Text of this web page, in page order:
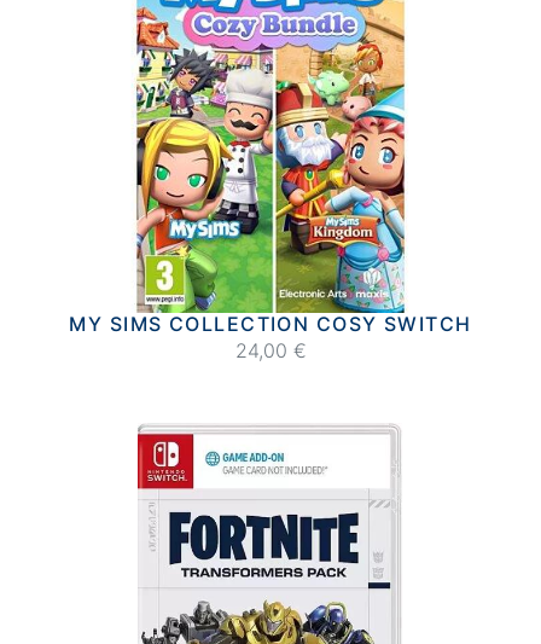
MY SIMS COLLECTION COSY SWITCH
24,00 €